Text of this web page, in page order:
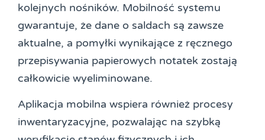
kolejnych nośników. Mobilność systemu
gwarantuje, że dane o saldach są zawsze
aktualne, a pomyłki wynikające z ręcznego
przepisywania papierowych notatek zostają
całkowicie wyeliminowane.
Aplikacja mobilna wspiera również procesy
inwentaryzacyjne, pozwalając na szybką